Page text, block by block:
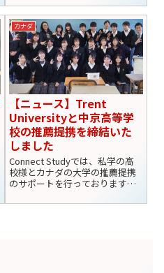
ーバー観光やアクティビティ満
載の期間限定キャンプです。
カナダ
【ニュース】Trent
Universityと中京高等学
校の推薦提携を締結いた
しました
Connect Studyでは、私学の高
校様とカナダの大学の推薦提携
のサポートを行っております。
学校様とカナダの公立大学Trent